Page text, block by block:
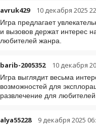
avruk429 10 декабря 2025
Игра предлагает
и вызовов держат интерес
любителей жанра.
barib-2005352 10 декабря
Игра выглядит весьма
возможностей для
развлечение для
alya55228 9 декабря 2025